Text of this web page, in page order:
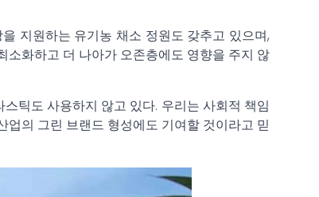
지원하는 유기농 채소 정원도 갖추고 있으며,
소화하고 더 나아가 오존층에도 영향을 주지 않
틱도 사용하지 않고 있다. 우리는 사회적 책임
의 그린 브랜드 형성에도 기여할 것이라고 믿